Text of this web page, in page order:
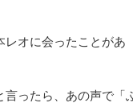
レオに会ったことがあ
言ったら、あの声で「